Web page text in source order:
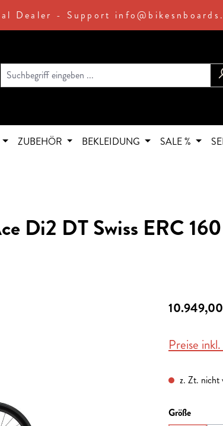
Dealer - Support
ZUBEHÖR BEKLEIDUNG SALE %
Di2 DT Swiss ERC 160
Preise
z. Zt. nicht
Größe